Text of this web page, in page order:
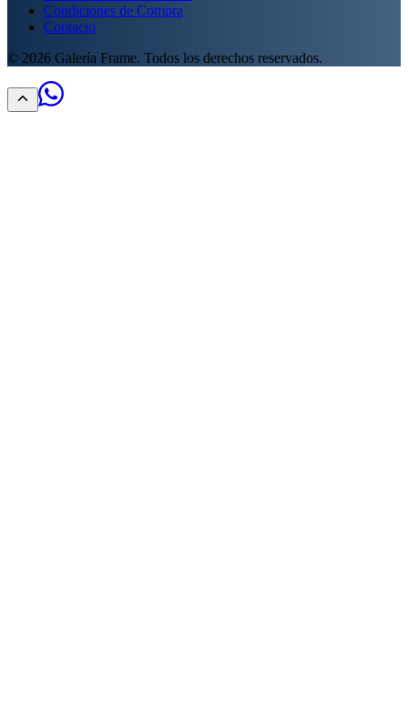
Condiciones de Compra
Contacto
© 2026 Galería Frame. Todos los derechos reservados.